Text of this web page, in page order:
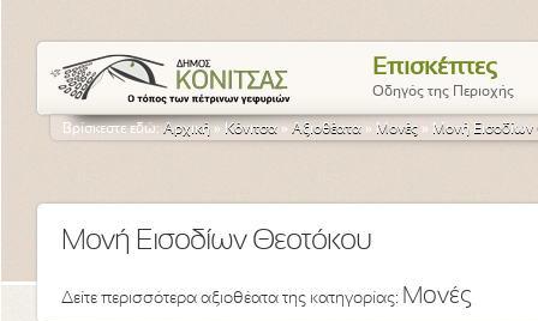
Επισκέπτες
Οδηγός της Περιοχής
Βρίσκεστε εδώ:Αρχική » Κόνιτσα » Αξιοθέατα » Μονές » Μονή Εισοδίων
Μονή Εισοδίων Θεοτόκου
Δείτε περισσότερα αξιοθέατα της κατηγορίας: Μονές